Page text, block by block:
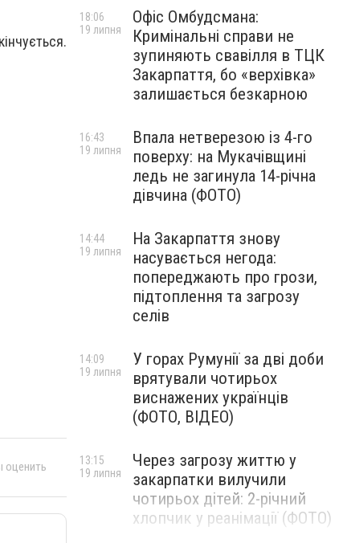
оценить
Офіс Омбудсмана:
Кримінальні справи не
зупиняють свавілля в ТЦК
Закарпаття, бо «верхівка»
залишається безкарною
18:06
19 липня
Впала нетверезою із 4-го
поверху: на Мукачівщині
ледь не загинула 14-річна
дівчина (ФОТО)
16:43
19 липня
На Закарпаття знову
насувається негода:
попереджають про грози,
підтоплення та загрозу
селів
14:44
19 липня
У горах Румунії за дві доби
врятували чотирьох
виснажених українців
(ФОТО, ВІДЕО)
14:09
19 липня
Через загрозу життю у
закарпатки вилучили
чотирьох дітей: 2-річний
хлопчик у реанімації (ФОТО)
13:15
19 липня